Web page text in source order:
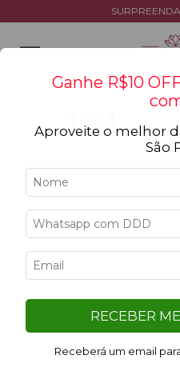
Erro
Talvez você se
Ganhe R$10
Aproveite o melhor
São
RECEBER
Receberá um email